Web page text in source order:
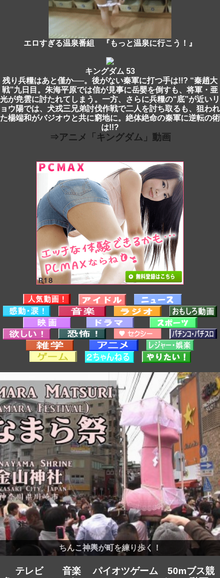
エロすぎる温泉番組 『もっと温泉に行こう！』
キングダム 53
残り兵糧はあと僅か──。後がない秦軍に打つ手は!!? “秦趙大
戦”九日目。朱海平原では信が見事に岳嬰を倒すも、将軍・亜
光が尭雲に討たれてしまう。一方、さらに兵糧の“底”が近いリ
ョウ陽では、犬戎三兄弟討伐作戦で二人を討ち取るも、狙われ
た楊端和がバジオウと共に窮地に。絶体絶命の秦軍に逆転の術
は!!?
⇒アニメ「キングダム」動画
ちんこ神輿が町を練り歩く！
テレビ 音楽 パイオツゲーム
50mブス競